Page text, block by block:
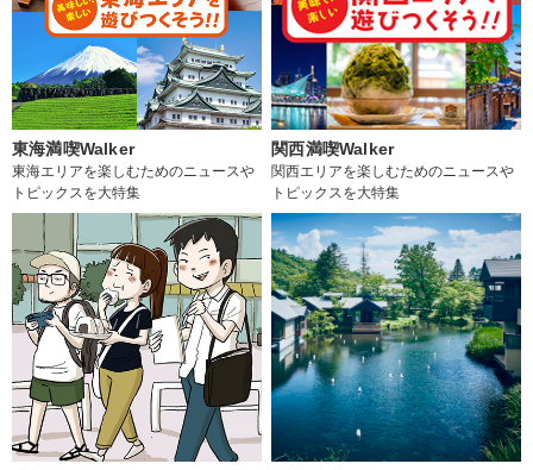
東海満喫Walker
東海エリアを楽しむためのニュースや
トピックスを大特集
関西満喫Walker
関西エリアを楽しむためのニュースや
トピックスを大特集